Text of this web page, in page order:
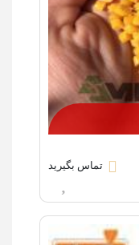
تماس بگیرید